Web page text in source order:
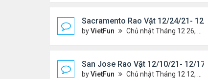
Sacramento Rao Vặt 12/24/21- 12/
byVietFun Chủ nhật Tháng 12 26, 2021 7:21 pm
San Jose Rao Vặt 12/10/21- 12/17/
byVietFun Chủ nhật Tháng 12 12, 2021 12:58 pm